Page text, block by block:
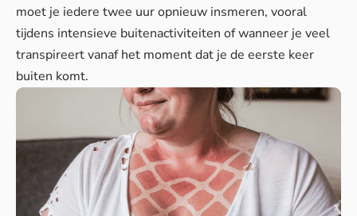
moet je iedere twee uur opnieuw insmeren, vooral
tijdens intensieve buitenactiviteiten of wanneer je veel
transpireert vanaf het moment dat je de eerste keer
buiten komt.